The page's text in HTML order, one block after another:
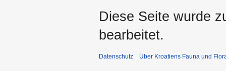
Diese Seite wurde
bearbeitet.
Datenschutz Über Kroatiens Fauna und